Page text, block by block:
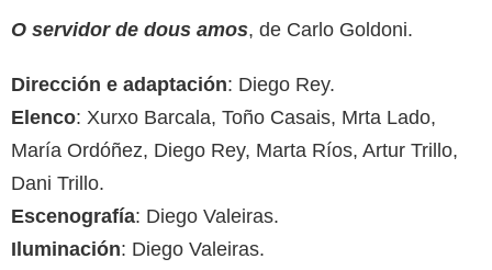
O servidor de dous amos, de Carlo Goldoni.
Dirección e adaptación: Diego Rey.
Elenco: Xurxo Barcala, Toño Casais, Mrta Lado,
María Ordóñez, Diego Rey, Marta Ríos, Artur Trillo,
Dani Trillo.
Escenografía: Diego Valeiras.
Iluminación: Diego Valeiras.